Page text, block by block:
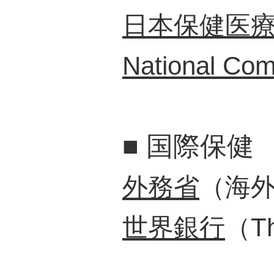
日本保健医
National
■ 国際保健
外務省 （海
世界銀行 （